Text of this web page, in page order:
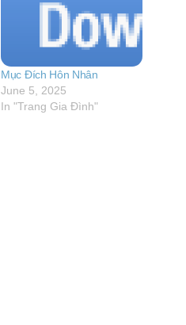
Mục Đích Hôn Nhân
June 5, 2025
In "Trang Gia Đình"